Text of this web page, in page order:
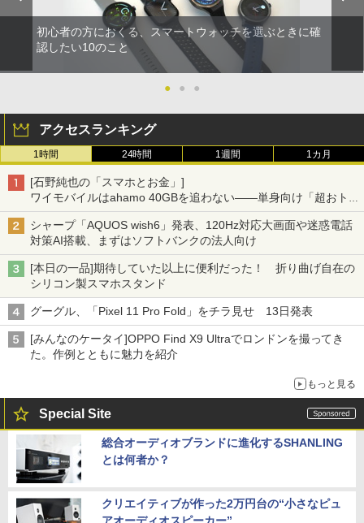
初心者の方におくる、スマートウォッチを選ぶときに確
認したい10のこと
● ● ●
アクセスランキング
1時間 24時間 1週間 1カ月
[石野純也の「スマホとお金」]
ワイモバイルはahamo 40GBを追わない――単身向け「超おトク
割」の安さと1年限定の注意点
シャープ「AQUOS wish6」発表、120Hz対応大画面や迷惑電話
対策AI搭載、まずはソフトバンクの法人向け
[本日の一品]期待していた以上に便利だった！ 折り曲げ自在の
シリコン製スマホスタンド
グーグル、「Pixel 11 Pro Fold」をチラ見せ 13日発表
[みんなのケータイ]OPPO Find X9 Ultraでロンドンを撮ってき
た。作例とともに魅力を紹介
もっと見る
Special Site
総合オーディオブランドに進化するSHANLING
とは何者か？
クリエイティブが作った2万円台の“小さなピュ